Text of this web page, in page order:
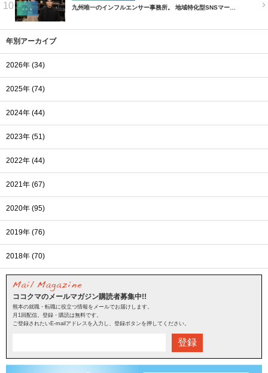
10 九州唯一のインフルエンサー事務所。 地域特化型SNSマー…
年別アーカイブ
2026年 (34)
2025年 (74)
2024年 (44)
2023年 (51)
2022年 (44)
2021年 (67)
2020年 (95)
2019年 (76)
2018年 (70)
ココクマのメールマガジン購読者募集中!!
熊本の就職・転職に役立つ情報をメールでお届けします。
月1回配信。登録・購読は無料です。
ご登録されたいE-mailアドレスを入力し、登録ボタンを押してください。
登録